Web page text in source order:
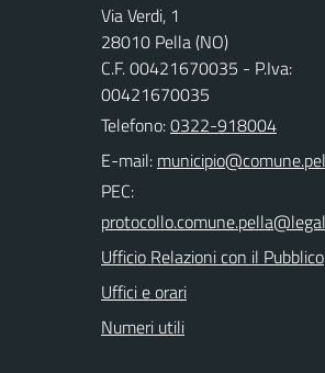
Via Verdi, 1
28010 Pella (NO)
C.F. 00421670035 - P.Iva:
00421670035
Telefono:0322-918004
E-mail:
PEC:
Ufficio Relazioni con il Pubblico
Uffici e orari
Numeri utili